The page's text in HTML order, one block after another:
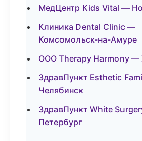
МедЦентр Kids Vital —
Клиника Dental Clinic —
Комсомольск-на-Амуре
ООО Therapy Harmony —
ЗдравПункт Esthetic
Челябинск
ЗдравПункт White
Петербург